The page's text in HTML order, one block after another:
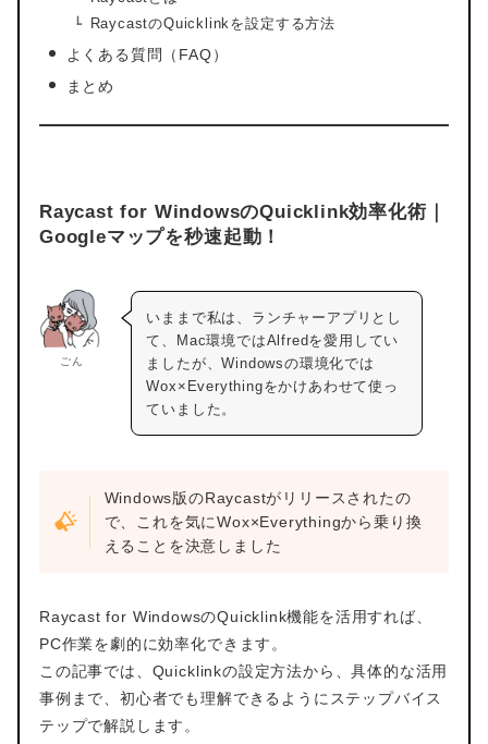
RaycastのQuicklinkを設定する方法
よくある質問（FAQ）
まとめ
Raycast for WindowsのQuicklink効率化術｜
Googleマップを秒速起動！
ごん
いままで私は、ランチャーアプリとし
て、Mac環境ではAlfredを愛用してい
ましたが、Windowsの環境化では
Wox×Everythingをかけあわせて使っ
ていました。
Windows版のRaycastがリリースされたの
で、これを気にWox×Everythingから乗り換
えることを決意しました
Raycast for WindowsのQuicklink機能を活用すれば、
PC作業を劇的に効率化できます。
この記事では、Quicklinkの設定方法から、具体的な活用
事例まで、初心者でも理解できるようにステップバイス
テップで解説します。